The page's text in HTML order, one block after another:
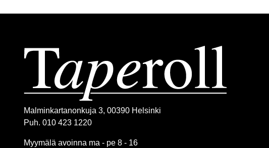
Malminkartanonkuja 3, 00390 Helsinki
Puh. 010 423 1220
Myymälä avoinna ma - pe 8 - 16